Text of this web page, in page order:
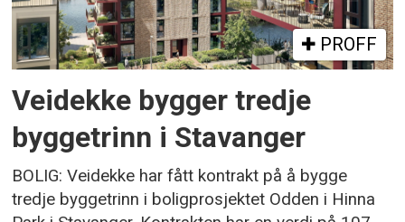
PROFF
Veidekke bygger tredje
byggetrinn i Stavanger
BOLIG: Veidekke har fått kontrakt på å bygge
tredje byggetrinn i boligprosjektet Odden i Hinna